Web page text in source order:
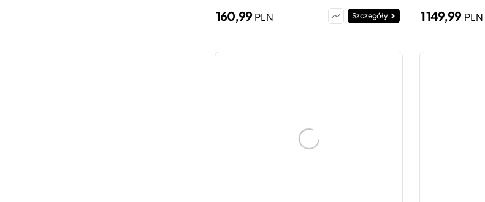
160,99PLN Szczegóły 1 149,99 PLN